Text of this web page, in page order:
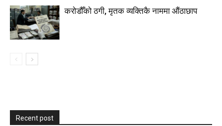
करोडौँको ठगी, मृतक व्यक्तिकै नाममा औंठाछाप
Recent post